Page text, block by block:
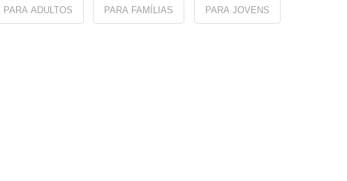
PARA ADULTOS PARA FAMÍLIAS PARA JOVENS